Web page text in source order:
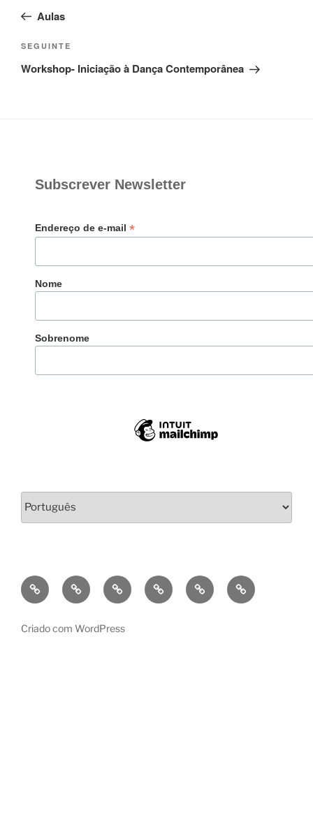
artigos
anterior
Aulas
Conteúdo
seguinte
SEGUINTE
Workshop- Iniciação à Dança Contemporânea
Subscrever Newsletter
Endereço de e-mail *
Nome
Sobrenome
Escolha
Bio Criações/Works
Projetos
Pedagógicos/teaching
Contactos/Contacts
PortuguêsEnglish
Criado com WordPress